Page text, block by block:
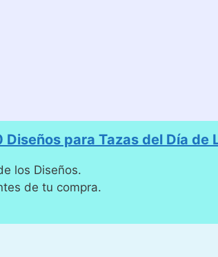
Diseños para Tazas del Día de
los Diseños.
de tu compra.